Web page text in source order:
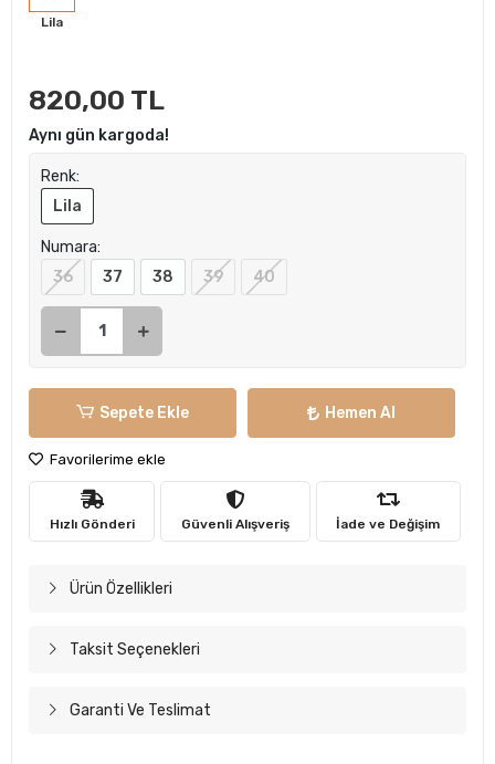
Lila
820,00 TL
Aynı gün kargoda!
Renk:
Lila
Numara:
36
37 38 39 40
Sepete Ekle Hemen Al
Favorilerime ekle
Hızlı Gönderi Güvenli Alışveriş İade ve Değişim
Ürün Özellikleri
Taksit Seçenekleri
Garanti Ve Teslimat